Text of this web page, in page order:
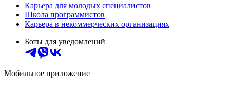
Карьера для молодых специалистов
Школа программистов
Карьера в некоммерческих организациях
Боты для уведомлений
Мобильное приложение